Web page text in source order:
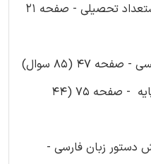
سوالات هوش و استعداد تحصیلی - صفحه 21
47 (85 سوال)
سوالات ریاضیات پایه - صفحه 75 (44
دستور زبان فارسی -